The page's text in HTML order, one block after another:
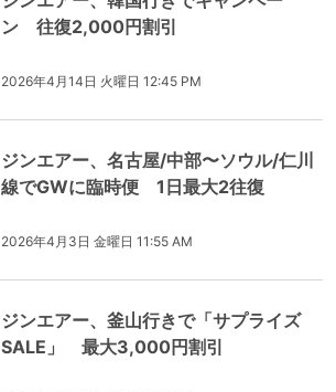
ン 往復2,000円割引
2026年4月14日 火曜日 12:45 PM
ジンエアー、名古屋/中部〜ソウル/仁川
線でGWに臨時便 1日最大2往復
2026年4月3日 金曜日 11:55 AM
ジンエアー、釜山行きで「サプライズ
SALE」 最大3,000円割引